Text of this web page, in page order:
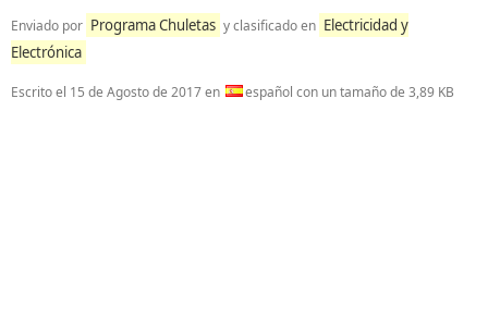
Enviado por Programa Chuletas y clasificado en Electricidad y
Electrónica
Escrito el 15 de Agosto de 2017en español con un tamaño de 3,89 KB